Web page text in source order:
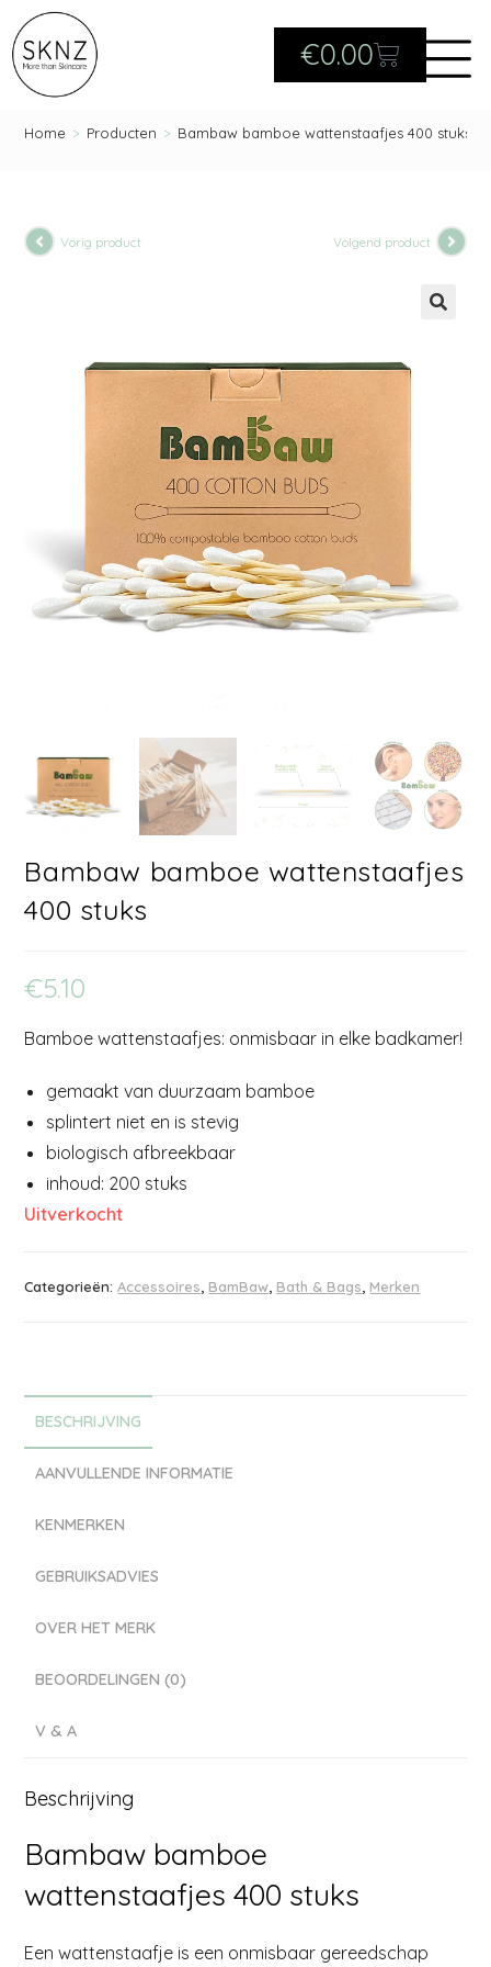
€0.00
Home > Producten > Bambaw bamboe wattenstaafjes 400 stuks
Vorig product Volgend product
Bambaw bamboe wattenstaafjes
400 stuks
€5.10
Bamboe wattenstaafjes: onmisbaar in elke badkamer!
gemaakt van duurzaam bamboe
splintert niet en is stevig
biologisch afbreekbaar
inhoud: 200 stuks
Uitverkocht
Categorieën:Accessoires BamBaw Bath & Bags Merken
BESCHRIJVING
AANVULLENDE INFORMATIE
KENMERKEN
GEBRUIKSADVIES
OVER HET MERK
BEOORDELINGEN (0)
V & A
Beschrijving
Bambaw bamboe
wattenstaafjes 400 stuks
Een wattenstaafje is een onmisbaar gereedschap